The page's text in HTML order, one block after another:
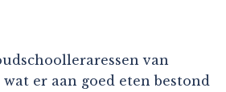
van
er aan goed eten bestond